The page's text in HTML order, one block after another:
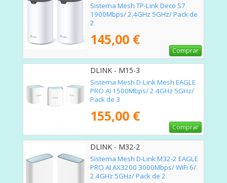
Sistema Mesh TP-Link Deco S7
1900Mbps/ 2.4GHz 5GHz/ Pack de
2
145,00 €
Comprar
DLINK - M15-3
Sistema Mesh D-Link Mesh EAGLE
PRO AI 1500Mbps/ 2.4GHz 5GHz/
Pack de 3
155,00 €
Comprar
DLINK - M32-2
Sistema Mesh D-Link M32-2 EAGLE
PRO AI AX3200 3000Mbps/ WiFi 6/
2.4GHz 5GHz/ Pack de 2